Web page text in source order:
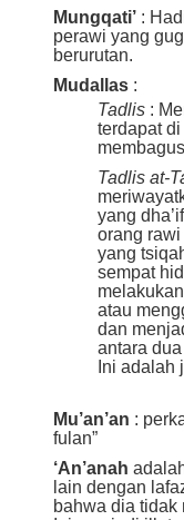
Mungqati’ :
perawi yang
berurutan.
Mudallas :
Tadlis :
terdapat
Tadlis at-
yang
orang
yang
sempat
atau
dan
antara
Ini adalah
Mu’an’an :
fulan”
‘An’anah
lain dengan
bahwa dia tidak